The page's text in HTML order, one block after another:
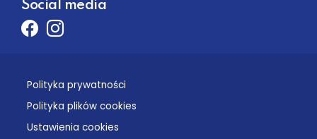
Social media
FacebookInstagram
Polityka prywatności
Polityka plików cookies
Ustawienia cookies